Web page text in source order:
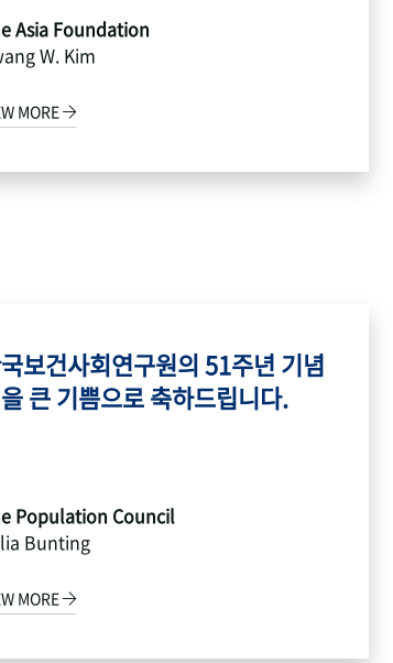
Asia Foundation
W. Kim
MORE
보건사회연구원의 51주년 기념
큰 기쁨으로 축하드립니다.
Population Council
Bunting
MORE